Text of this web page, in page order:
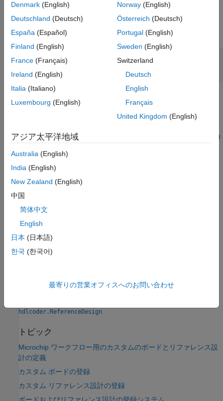
入力引数
すべて展開する
bd_tcl_file
ブロック設計 Tcl ファイル
文字ベクトル
ヒント
カスタムのブロック設計 Tcl ファイルに AXI Master IP が複
Interconnect IP に接続されていることを確認する必要があり
ーフェイスも接続されます。
合成ツールが Xilinx
合成ツールが Altera
addCustomQsysDesign
バージョン履歴
hdlcoder.ReferenceDesign
トピック
Microchip ワークフロー用のカスタムのボードとリファレンス設
計の定義
カスタム ボードの登録
カスタム リファレンス設計の登録
Denmark (English)
Deutschland (Deutsch)
España (Español)
Finland (English)
France (Français)
Ireland (English)
Italia (Italiano)
Luxembourg (English)
Norway(English)
Österreich (Deutsch)
Portugal(English)
Sweden (English)
Switzerland
Deutsch
English
Français
United Kingdom (English)
アジア太平洋地域
Australia (English)
India (English)
New Zealand (English)
中国
简体中文
English
日本 (日本語)
한국 (한국어)
最寄りの営業オフィスへのお問い合わせ